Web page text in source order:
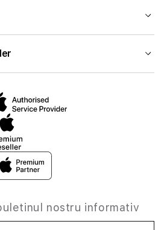
nostru informativ